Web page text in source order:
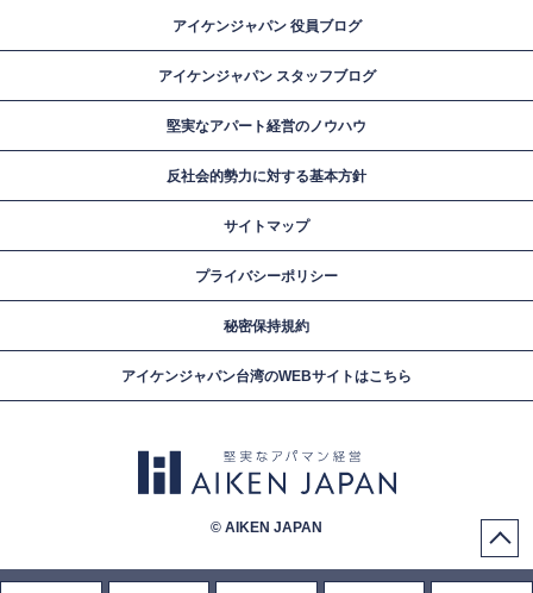
アイケンジャパン 役員ブログ
アイケンジャパン スタッフブログ
堅実なアパート経営のノウハウ
反社会的勢力に対する基本方針
サイトマップ
プライバシーポリシー
秘密保持規約
アイケンジャパン台湾のWEBサイトはこちら
© AIKEN JAPAN